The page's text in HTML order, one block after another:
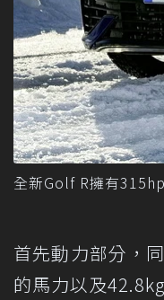
全新Golf R擁有
首先動力部分，
的馬力以及